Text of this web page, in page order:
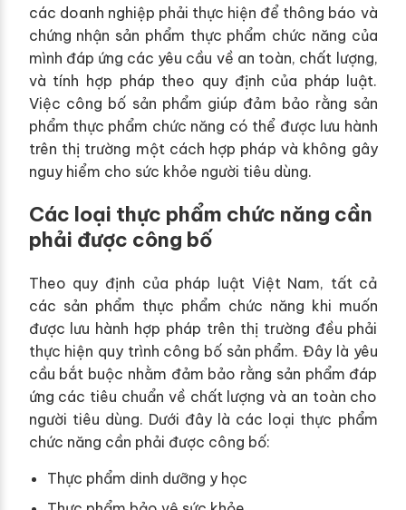
các doanh nghiệp phải thực hiện để thông báo và
chứng nhận sản phẩm thực phẩm chức năng của
mình đáp ứng các yêu cầu về an toàn, chất lượng,
và tính hợp pháp theo quy định của pháp luật.
Việc công bố sản phẩm giúp đảm bảo rằng sản
phẩm thực phẩm chức năng có thể được lưu hành
trên thị trường một cách hợp pháp và không gây
nguy hiểm cho sức khỏe người tiêu dùng.
Các loại thực phẩm chức năng cần
phải được công bố
Theo quy định của pháp luật Việt Nam, tất cả
các sản phẩm thực phẩm chức năng khi muốn
được lưu hành hợp pháp trên thị trường đều phải
thực hiện quy trình công bố sản phẩm. Đây là yêu
cầu bắt buộc nhằm đảm bảo rằng sản phẩm đáp
ứng các tiêu chuẩn về chất lượng và an toàn cho
người tiêu dùng. Dưới đây là các loại thực phẩm
chức năng cần phải được công bố:
Thực phẩm dinh dưỡng y học